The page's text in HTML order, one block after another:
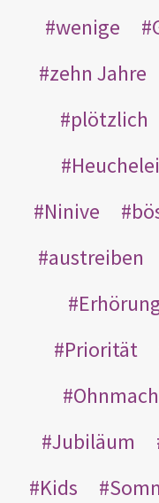
wenige
zehn Jahre
plötzlich
Heuchelei
Ninive
austreiben
Priorität
Jubiläum
Kids